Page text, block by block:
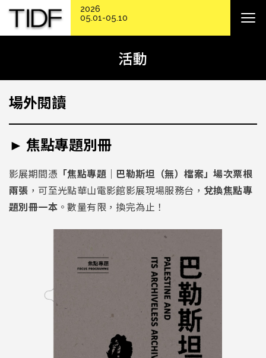
活動
場外閱讀
► 焦點專題別冊
影展期間憑 「焦點專題｜巴勒斯坦（無）檔案」場次票根
兩張 ，可至光點華山電影館影展現場服務台， 兌換焦點專
題別冊一本 。數量有限，換完為止！
2026
05.01-05.10